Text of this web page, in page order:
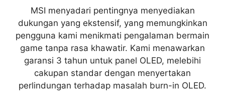
MSI menyadari pentingnya menyediakan
dukungan yang ekstensif, yang memungkinkan
pengguna kami menikmati pengalaman bermain
game tanpa rasa khawatir. Kami menawarkan
garansi 3 tahun untuk panel OLED, melebihi
cakupan standar dengan menyertakan
perlindungan terhadap masalah burn-in OLED.